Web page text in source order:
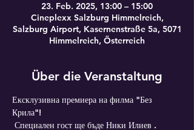
23. Feb. 2025, 13:00 – 15:00
Cineplexx Salzburg Himmelreich,
Salzburg Airport, Kasernenstraße 5a, 5071
Himmelreich, Österreich
Über die Veranstaltung
Ексклузивна премиера на филма "Без
Крила"!
Специален гост ще бъде Ники Илиев .